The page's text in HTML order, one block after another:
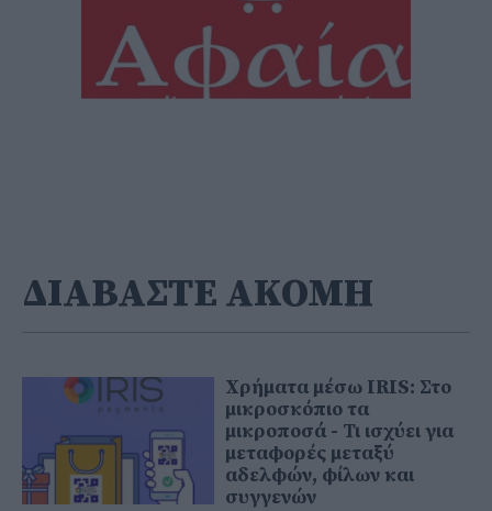
ΔΙΑΒΑΣΤΕ ΑΚΟΜΗ
Χρήματα μέσω IRIS: Στο
μικροσκόπιο τα
μικροποσά - Τι ισχύει για
μεταφορές μεταξύ
αδελφών, φίλων και
συγγενών